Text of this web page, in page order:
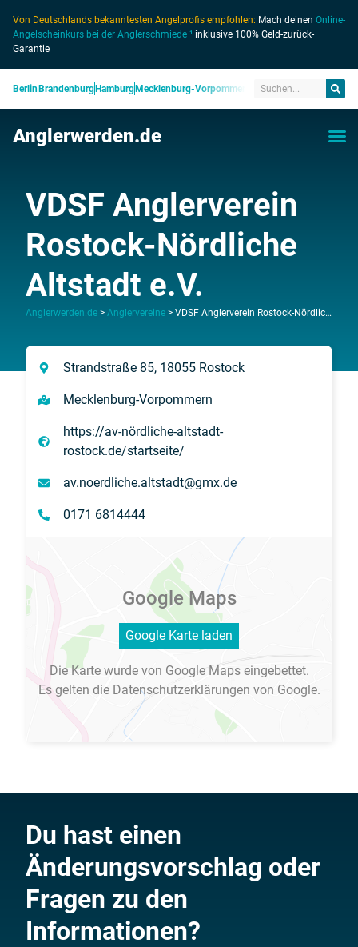
Von Deutschlands bekanntesten Angelprofis empfohlen: Mach deinen Online-
Angelscheinkurs bei der Anglerschmiede ¹ inklusive 100% Geld-zurück-
Garantie
Berlin Brandenburg Hamburg Mecklenburg-Vorpommern Niedersachsen
Anglerwerden.de
VDSF Anglerverein
Rostock-Nördliche
Altstadt e.V.
Anglerwerden.de > Anglervereine > VDSF Anglerverein Rostock-Nördliche Altstadt e.V.
Strandstraße 85, 18055 Rostock
Mecklenburg-Vorpommern
https://av-nördliche-altstadt-
rostock.de/startseite/
av.noerdliche.altstadt@gmx.de
0171 6814444
Google Maps
Google Karte laden
Die Karte wurde von Google Maps eingebettet.
Es gelten dieDatenschutzerklärungen von Google.
Du hast einen
Änderungsvorschlag oder
Fragen zu den
Informationen?